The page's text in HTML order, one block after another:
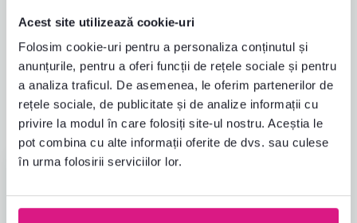
Acest site utilizează cookie-uri
Folosim cookie-uri pentru a personaliza conținutul și
anunțurile, pentru a oferi funcții de rețele sociale și pentru
a analiza traficul. De asemenea, le oferim partenerilor de
rețele sociale, de publicitate și de analize informații cu
privire la modul în care folosiți site-ul nostru. Aceștia le
pot combina cu alte informații oferite de dvs. sau culese
în urma folosirii serviciilor lor.
Evaluări produs
5,0
1recenzii
Îndeplinește așteptările 5,0